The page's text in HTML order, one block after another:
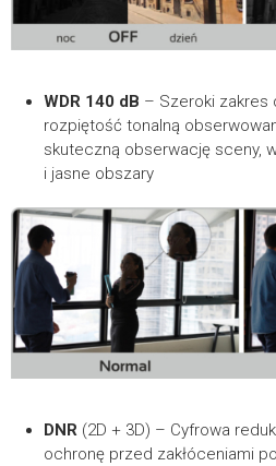
WDR 140 dB – Szeroki zakres
rozpiętość tonalną
skuteczną obserwację sceny,
i jasne obszary
DNR (2D + 3D) – Cyfrowa
ochronę przed zakłóceniami